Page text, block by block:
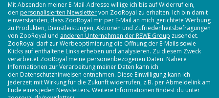
Mit Absenden meiner E-Mail-Adresse willige ich bis auf Widerruf ein,
den personalisierten Newslettervon ZooRoyal zu erhalten. Ich bin damit
einverstanden, dass ZooRoyal mir per E-Mail an mich gerichtete Werbung
zu Produkten, Dienstleistungen, Aktionen und Zufriedenheitsbefragungen
von ZooRoyal und anderen Unternehmen der REWE Group zusendet.
ZooRoyal darf zur Werbeoptimierung die Öffnung der E-Mails sowie
Klicks auf enthaltene Links erheben und analysieren. Zu diesem Zweck
verarbeitet ZooRoyal meine personenbezogenen Daten. Nähere
Informationen zur Verarbeitung meiner Daten kann ich
den Datenschutzhinweisen entnehmen. Diese Einwilligung kann ich
jederzeit mit Wirkung für die Zukunft widerrufen, z.B. per Abmeldelink am
Ende eines jeden Newsletters. Weitere Informationen findest du unter